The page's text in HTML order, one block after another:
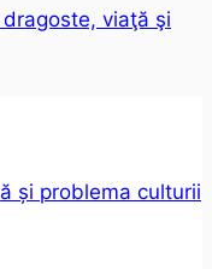
viaţă şi